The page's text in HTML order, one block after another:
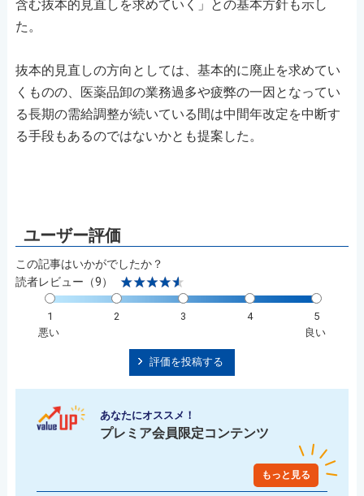
含む抜本的見直しを求めていく」との基本方針も示し
た。
抜本的見直しの方向としては、基本的に廃止を求めてい
くものの、医薬品卸の業務過多や疲弊の一因となってい
る長期の需給調整が続いている間は中間年改定を中断す
る手段もあるのではないかとも提案した。
この記事はいかがでしたか？
読者レビュー（9）
1 2 3 4
5
悪い
良い
評価を投稿する
あなたにオススメ！
プレミア会員限定コンテンツ
もっと見る